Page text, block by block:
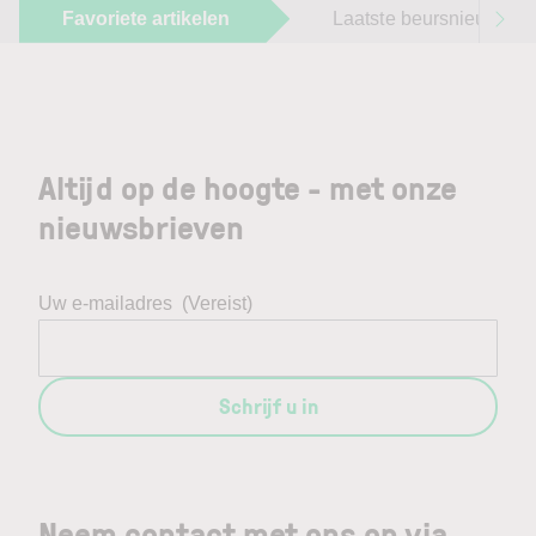
Favoriete artikelen Laatste beursnieuws
Altijd op de hoogte - met onze
nieuwsbrieven
Uw e-mailadres (Vereist)
Schrijf u in